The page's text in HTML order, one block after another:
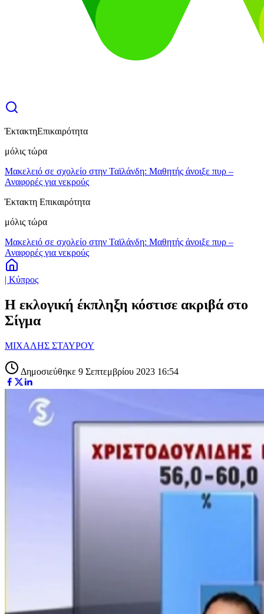
ΈκτακτηΕπικαιρότητα
μόλις τώρα
Μακελειό σε σχολείο στην Ταϊλάνδη: Μαθητής άνοιξε πυρ –
Αναφορές για νεκρούς
Έκτακτη Επικαιρότητα
μόλις τώρα
Μακελειό σε σχολείο στην Ταϊλάνδη: Μαθητής άνοιξε πυρ –
Αναφορές για νεκρούς
| Κύπρος
Η εκλογική έκπληξη κόστισε ακριβά στο
Σίγμα
ΜΙΧΑΛΗΣ ΣΤΑΥΡΟΥ
Δημοσιεύθηκε 9 Σεπτεμβρίου 2023 16:54